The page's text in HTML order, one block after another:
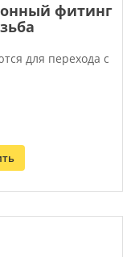
фитинг
для перехода с